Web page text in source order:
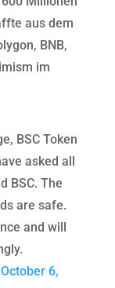
aus dem
BNB,
im
BSC Token
asked all
BSC. The
are safe.
and will
October 6,